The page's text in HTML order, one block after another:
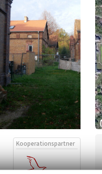
Kooperationspartner